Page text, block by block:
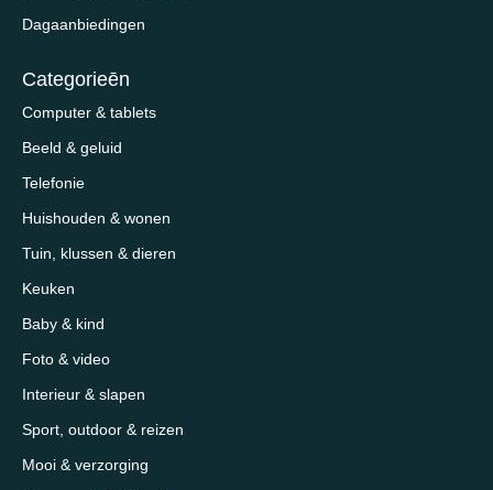
Dagaanbiedingen
Categorieēn
Computer & tablets
Beeld & geluid
Telefonie
Huishouden & wonen
Tuin, klussen & dieren
Keuken
Baby & kind
Foto & video
Interieur & slapen
Sport, outdoor & reizen
Mooi & verzorging